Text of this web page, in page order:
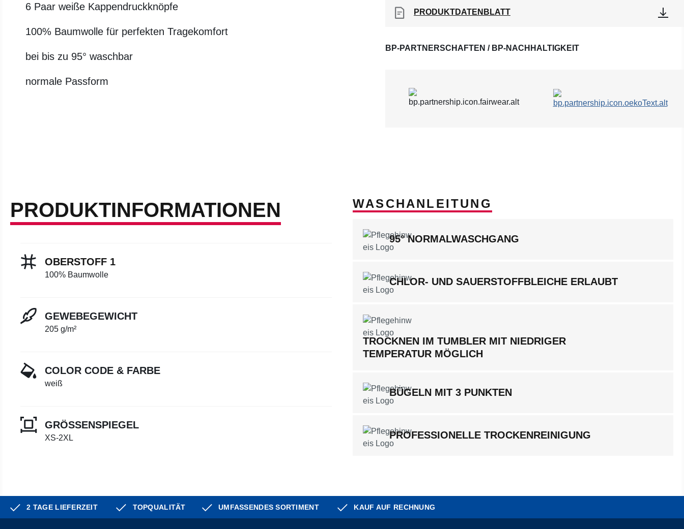
6 Paar weiße Kappendruckknöpfe
100% Baumwolle für perfekten Tragekomfort
bei bis zu 95° waschbar
normale Passform
PRODUKTDATENBLATT
BP-PARTNERSCHAFTEN / BP-NACHHALTIGKEIT
PRODUKTINFORMATIONEN
OBERSTOFF 1
100% Baumwolle
GEWEBEGEWICHT
205 g/m²
COLOR CODE & FARBE
weiß
GRÖSSENSPIEGEL
XS-2XL
WASCHANLEITUNG
95° NORMALWASCHGANG
CHLOR- UND SAUERSTOFFBLEICHE ERLAUBT
TROCKNEN IM TUMBLER MIT NIEDRIGER
TEMPERATUR MÖGLICH
BÜGELN MIT 3 PUNKTEN
PROFESSIONELLE TROCKENREINIGUNG
2 TAGE LIEFERZEIT TOPQUALITÄT UMFASSENDES SORTIMENT KAUF AUF RECHNUNG